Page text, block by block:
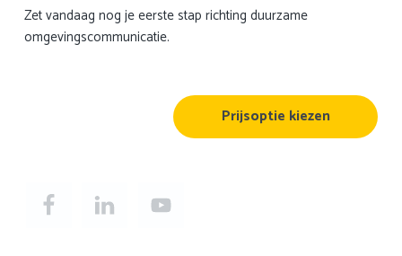
Zet vandaag nog je eerste stap richting duurzame
omgevingscommunicatie.
Prijsoptie kiezen